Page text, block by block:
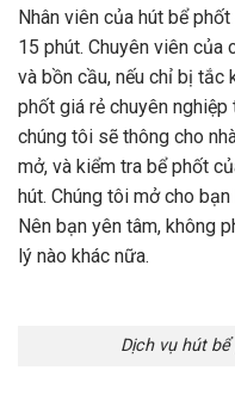
Nhân viên của hút bể
15 phút. Chuyên viên của
và bồn cầu, nếu chỉ bị tắc
phốt giá rẻ chuyên
chúng tôi sẽ thông cho
mở, và kiểm tra bể phốt
hút. Chúng tôi mở cho
Nên bạn yên tâm, không
lý nào khác nữa.
Dịch vụ hút